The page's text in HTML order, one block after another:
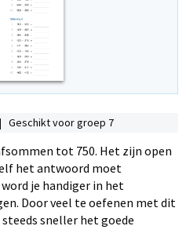
Geschikt voor groep 7
tot 750. Het zijn open
het antwoord moet
je handiger in het
Door veel te oefenen met dit
sneller het goede